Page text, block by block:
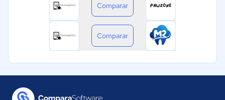
Comparar
Comparar